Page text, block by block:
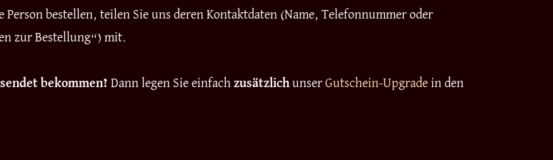
bestellen, teilen Sie uns deren Kontaktdaten (Name, Telefonnummer oder
zur Bestellung“) mit.
bekommen? Dann legen Sie einfachzusätzlichunserGutschein-Upgrade in den